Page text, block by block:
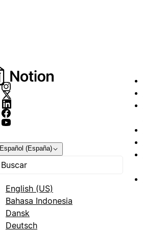
Español (España)
English (US)
Bahasa Indonesia
Dansk
Deutsch